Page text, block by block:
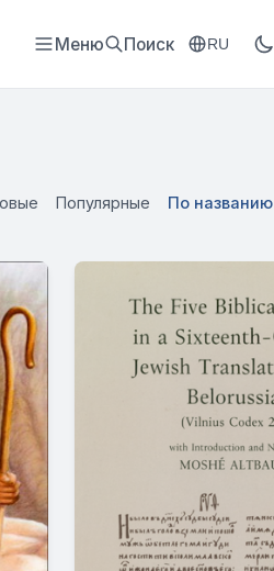
Меню Поиск RU
Популярные По названию